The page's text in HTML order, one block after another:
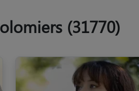
(31770)